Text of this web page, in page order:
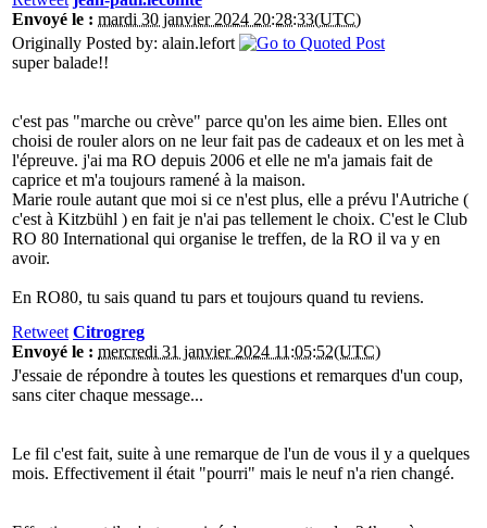
Envoyé le : mardi 30 janvier 2024 20:28:33(UTC)
Originally Posted by: alain.lefort
super balade!!
c'est pas "marche ou crève" parce qu'on les aime bien. Elles ont
choisi de rouler alors on ne leur fait pas de cadeaux et on les met à
l'épreuve. j'ai ma RO depuis 2006 et elle ne m'a jamais fait de
caprice et m'a toujours ramené à la maison.
Marie roule autant que moi si ce n'est plus, elle a prévu l'Autriche (
c'est à Kitzbühl ) en fait je n'ai pas tellement le choix. C'est le Club
RO 80 International qui organise le treffen, de la RO il va y en
avoir.
En RO80, tu sais quand tu pars et toujours quand tu reviens.
Retweet Citrogreg
Envoyé le : mercredi 31 janvier 2024 11:05:52(UTC)
J'essaie de répondre à toutes les questions et remarques d'un coup,
sans citer chaque message...
Le fil c'est fait, suite à une remarque de l'un de vous il y a quelques
mois. Effectivement il était "pourri" mais le neuf n'a rien changé.